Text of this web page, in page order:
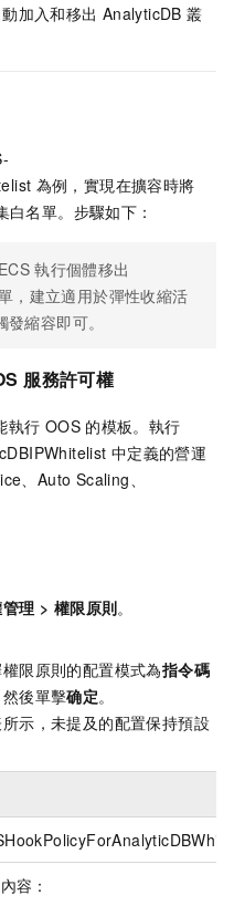
加入和移出 AnalyticDB 叢
為例，實現在擴容時將
白名單。步驟如下：
ECS 執行個體移出
，建立適用於彈性收縮活
縮容即可。
服務許可權
執行 OOS 的模板。執行
中定義的營運
、Auto Scaling、
理 > 權限原則。
限原則的配置模式為指令碼
後單擊确定。
示，未提及的配置保持預設
容：